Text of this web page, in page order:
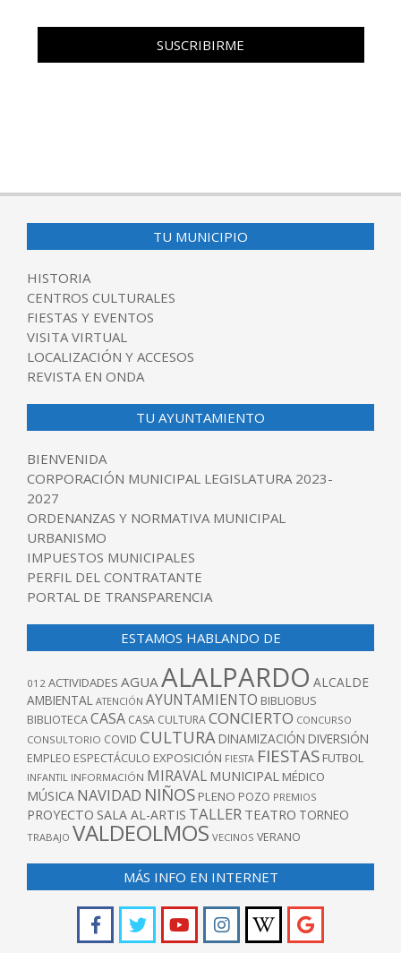
TU MUNICIPIO
HISTORIA
CENTROS CULTURALES
FIESTAS Y EVENTOS
VISITA VIRTUAL
LOCALIZACIÓN Y ACCESOS
REVISTA EN ONDA
TU AYUNTAMIENTO
BIENVENIDA
CORPORACIÓN MUNICIPAL LEGISLATURA 2023-
2027
ORDENANZAS Y NORMATIVA MUNICIPAL
URBANISMO
IMPUESTOS MUNICIPALES
PERFIL DEL CONTRATANTE
PORTAL DE TRANSPARENCIA
ESTAMOS HABLANDO DE
012 ACTIVIDADES AGUAALALPARDO ALCALDE
AMBIENTAL ATENCIÓN AYUNTAMIENTO BIBLIOBUS
BIBLIOTECACASA CASA CULTURACONCIERTO CONCURSO
CONSULTORIO COVID CULTURA DINAMIZACIÓN DIVERSIÓN
EMPLEO ESPECTÁCULO EXPOSICIÓN FIESTA FIESTAS FUTBOL
INFANTIL INFORMACIÓN MIRAVAL MUNICIPAL MÉDICO
MÚSICA NAVIDAD NIÑOS PLENO POZO PREMIOS
PROYECTO SALA AL-ARTIS TALLER TEATRO TORNEO
TRABAJO VALDEOLMOS VECINOS VERANO
MÁS INFO EN INTERNET